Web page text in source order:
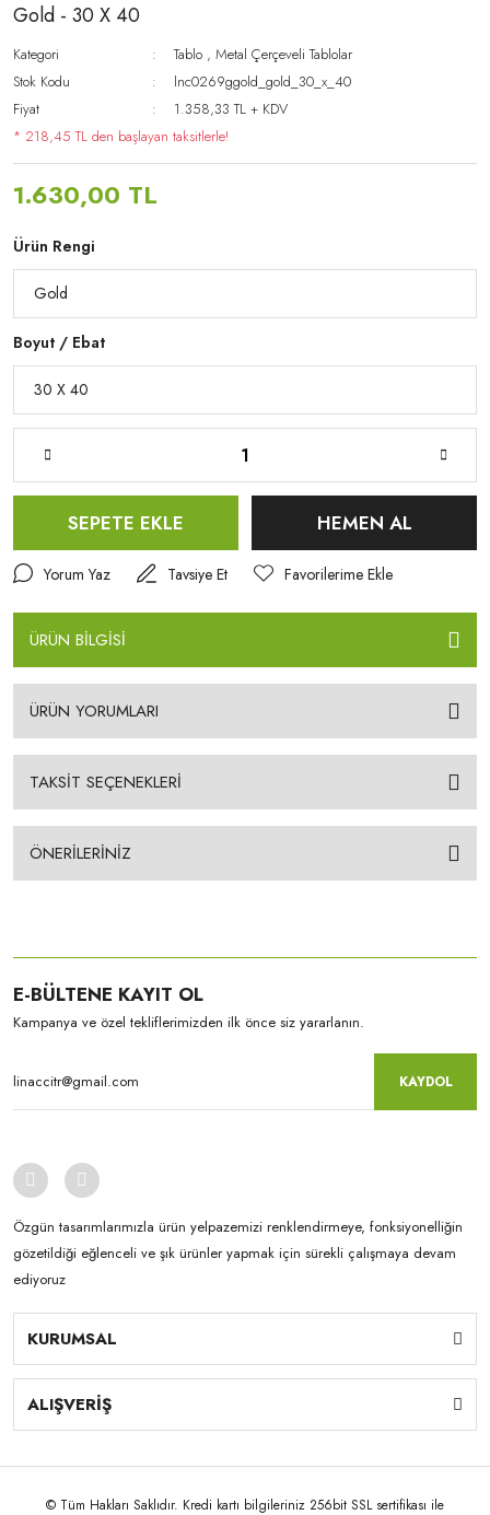
Gold - 30 X 40
Kategori Tablo ,Metal Çerçeveli Tablolar
Stok Kodu
lnc0269ggold_gold_30_x_40
Fiyat
1.358,33 TL + KDV
* 218,45 TL den başlayan taksitlerle!
1.630,00 TL
Ürün Rengi
Boyut / Ebat
SEPETE EKLE HEMEN AL
Yorum Yaz Tavsiye Et
ÜRÜN BİLGİSİ
ÜRÜN YORUMLARI
TAKSİT SEÇENEKLERİ
ÖNERİLERİNİZ
E-BÜLTENE KAYIT OL
Kampanya ve özel tekliflerimizden ilk önce siz yararlanın.
KAYDOL
Özgün tasarımlarımızla ürün yelpazemizi renklendirmeye, fonksiyonelliğin
gözetildiği eğlenceli ve şık ürünler yapmak için sürekli çalışmaya devam
ediyoruz
KURUMSAL
ALIŞVERİŞ
© Tüm Hakları Saklıdır. Kredi kartı bilgileriniz 256bit SSL sertifikası ile